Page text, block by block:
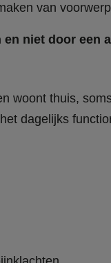
van
niet door een
woont thuis,
dagelijks